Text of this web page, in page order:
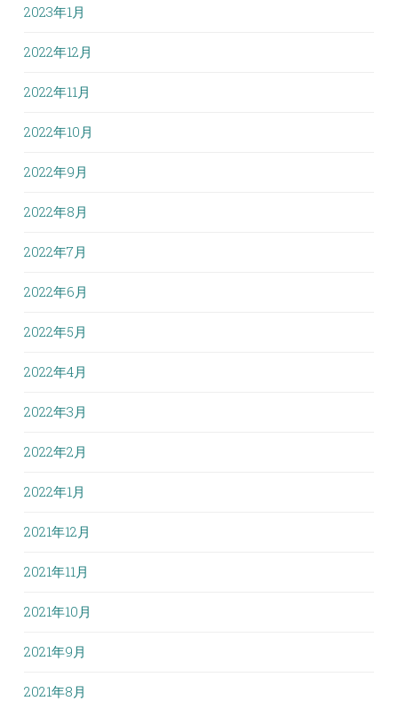
2023年1月
2022年12月
2022年11月
2022年10月
2022年9月
2022年8月
2022年7月
2022年6月
2022年5月
2022年4月
2022年3月
2022年2月
2022年1月
2021年12月
2021年11月
2021年10月
2021年9月
2021年8月